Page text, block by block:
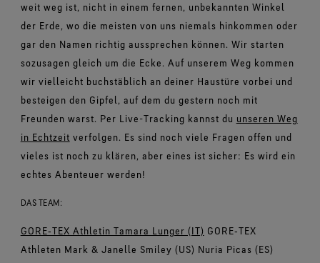
weit weg ist, nicht in einem fernen, unbekannten Winkel
der Erde, wo die meisten von uns niemals hinkommen oder
gar den Namen richtig aussprechen können. Wir starten
sozusagen gleich um die Ecke. Auf unserem Weg kommen
wir vielleicht buchstäblich an deiner Haustüre vorbei und
besteigen den Gipfel, auf dem du gestern noch mit
Freunden warst. Per Live-Tracking kannst du unseren Weg
in Echtzeit verfolgen. Es sind noch viele Fragen offen und
vieles ist noch zu klären, aber eines ist sicher: Es wird ein
echtes Abenteuer werden!
DAS TEAM:
GORE‑TEX Athletin Tamara Lunger (IT) GORE‑TEX
Athleten Mark & Janelle Smiley (US) Nuria Picas (ES)